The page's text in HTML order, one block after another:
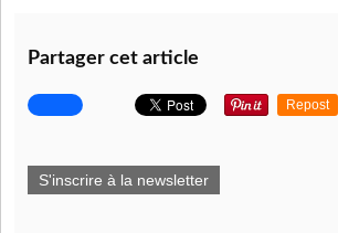
Partager cet article
Repost
S'inscrire à la newsletter